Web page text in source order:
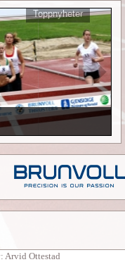
Toppnyheter
Arvid Ottestad